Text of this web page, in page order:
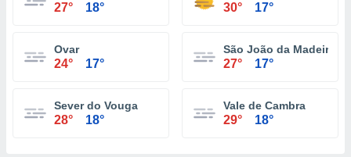
27° 18° 30° 17°
Ovar
24° 17°
São João da Madeira
27° 17°
Sever do Vouga
28° 18°
Vale de Cambra
29° 18°